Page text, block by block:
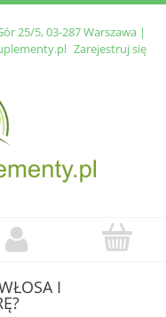
25/5, 03-287 Warszawa |
Zarejestruj się
I